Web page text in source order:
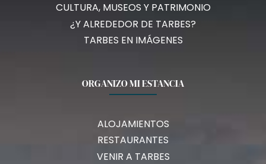
CULTURA, MUSEOS Y PATRIMONIO
¿Y ALREDEDOR DE TARBES?
TARBES EN IMÁGENES
ORGANIZO MI ESTANCIA
ALOJAMIENTOS
RESTAURANTES
VENIR A TARBES